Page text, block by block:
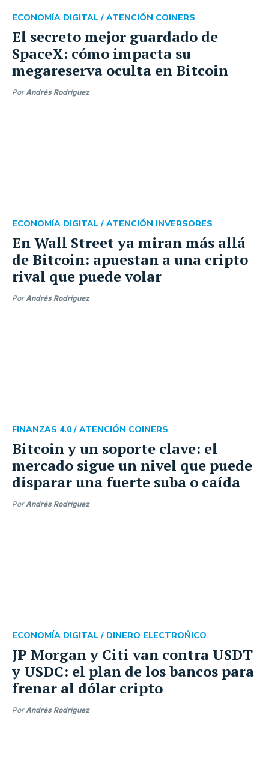
El secreto mejor guardado de
SpaceX: cómo impacta su
megareserva oculta en Bitcoin
ECONOMÍA DIGITAL / ATENCIÓN COINERS
PorAndrés Rodríguez
En Wall Street ya miran más allá
de Bitcoin: apuestan a una cripto
rival que puede volar
ECONOMÍA DIGITAL / ATENCIÓN INVERSORES
PorAndrés Rodríguez
Bitcoin y un soporte clave: el
mercado sigue un nivel que puede
disparar una fuerte suba o caída
FINANZAS 4.0 / ATENCIÓN COINERS
PorAndrés Rodríguez
JP Morgan y Citi van contra USDT
y USDC: el plan de los bancos para
frenar al dólar cripto
ECONOMÍA DIGITAL / DINERO ELECTROŃICO
PorAndrés Rodríguez